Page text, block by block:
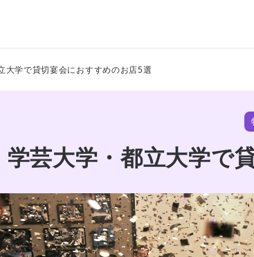
大学で貸切宴会におすすめのお店5選
学芸大学・都立大学で